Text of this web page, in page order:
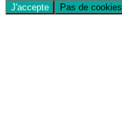
J'accepte Pas de cookies